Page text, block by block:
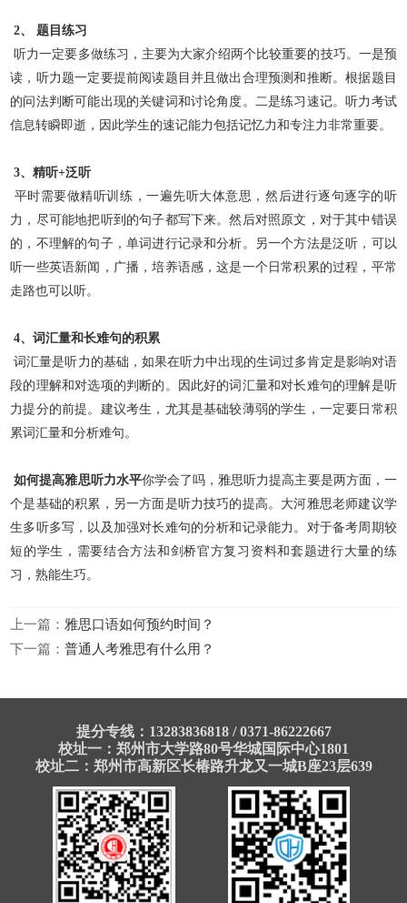
2、 题目练习
听力一定要多做练习，主要为大家介绍两个比较重要的技巧。一是预
读，听力题一定要提前阅读题目并且做出合理预测和推断。根据题目
的问法判断可能出现的关键词和讨论角度。二是练习速记。听力考试
信息转瞬即逝，因此学生的速记能力包括记忆力和专注力非常重要。
3、精听+泛听
平时需要做精听训练，一遍先听大体意思，然后进行逐句逐字的听
力，尽可能地把听到的句子都写下来。然后对照原文，对于其中错误
的，不理解的句子，单词进行记录和分析。另一个方法是泛听，可以
听一些英语新闻，广播，培养语感，这是一个日常积累的过程，平常
走路也可以听。
4、词汇量和长难句的积累
词汇量是听力的基础，如果在听力中出现的生词过多肯定是影响对语
段的理解和对选项的判断的。因此好的词汇量和对长难句的理解是听
力提分的前提。建议考生，尤其是基础较薄弱的学生，一定要日常积
累词汇量和分析难句。
如何提高雅思听力水平你学会了吗，雅思听力提高主要是两方面，一
个是基础的积累，另一方面是听力技巧的提高。大河雅思老师建议学
生多听多写，以及加强对长难句的分析和记录能力。对于备考周期较
短的学生，需要结合方法和剑桥官方复习资料和套题进行大量的练
习，熟能生巧。
上一篇： 雅思口语如何预约时间？
下一篇：普通人考雅思有什么用？
提分专线：13283836818 / 0371-86222667
校址一：郑州市大学路80号华城国际中心1801
校址二：郑州市高新区长椿路升龙又一城B座23层639